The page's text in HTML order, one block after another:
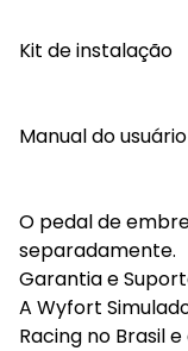
Kit de instalação
Manual do usuário
O pedal de
separadamente.
Garantia e
A Wyfort
Racing no Brasil